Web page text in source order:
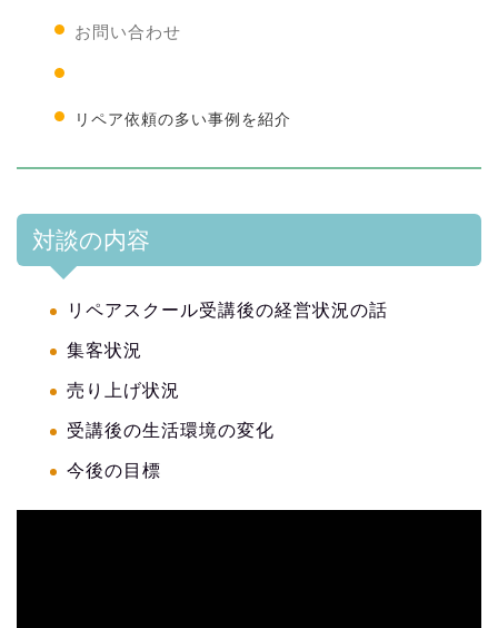
お問い合わせ
リペア依頼の多い事例を紹介
対談の内容
リペアスクール受講後の経営状況の話
集客状況
売り上げ状況
受講後の生活環境の変化
今後の目標